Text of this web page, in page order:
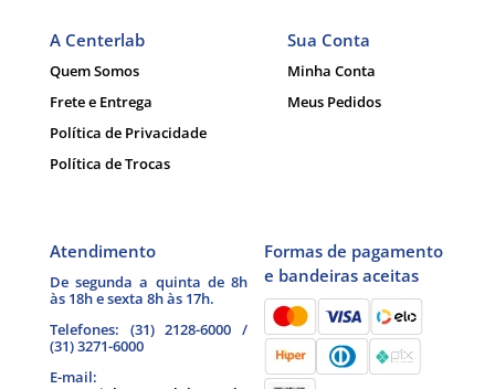
A Centerlab
Quem Somos
Frete e Entrega
Política de Privacidade
Política de Trocas
Sua Conta
Minha Conta
Meus Pedidos
Atendimento
De segunda a quinta de 8h
às 18h e sexta 8h às 17h.
Telefones: (31) 2128-6000 /
(31) 3271-6000
E-mail:
Formas de pagamento
e bandeiras aceitas